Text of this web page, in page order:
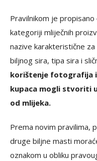
Pravilnikom je
kategoriji mliječnih
nazive karakteristične
biljnog sira, tipa sira i
korištenje fotografija
kupaca mogli stvoriti
od mlijeka.
Prema novim pravilima,
druge biljne masti
oznakom u obliku